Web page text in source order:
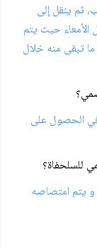
ثم ينقل إلى
حيث يتم
تبقى منه خلال
الحصول على
للسلحفاة؟
و يتم امتصاصه